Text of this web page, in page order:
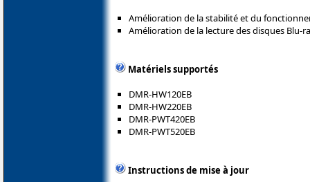
Amélioration de la stabilité et du
Amélioration de la lecture des disques Blu-
Matériels supportés
DMR-HW120EB
DMR-HW220EB
DMR-PWT420EB
DMR-PWT520EB
Instructions de mise à jour